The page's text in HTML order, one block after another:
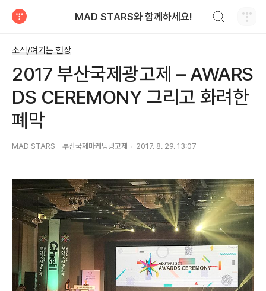
MAD STARS와 함께하세요!
소식/여기는 현장
2017 부산국제광고제 – AWARS
DS CEREMONY 그리고 화려한
폐막
MAD STARS｜부산국제마케팅광고제 2017. 8. 29. 13:07